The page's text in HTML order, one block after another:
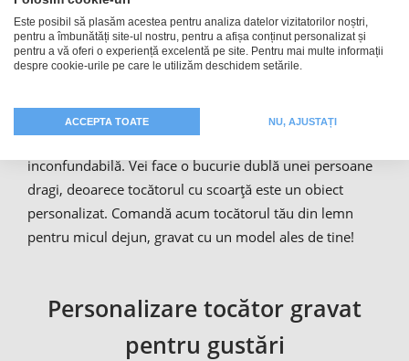
Tocătorul cu scoarță și mâner poate fi folosit și pentru
servirea de mezeluri, cârnați, fructe sau snackuri.
Datorită numeroaselor moduri în care pot fi utilizate,
de îndrăgite. Adaugă o gravură personalizată și un
cadou util se transformă într-o atenție deosebită și
inconfundabilă. Vei face o bucurie dublă unei persoane
dragi, deoarece tocătorul cu scoarță este un obiect
personalizat. Comandă acum tocătorul tău din lemn
pentru micul dejun, gravat cu un model ales de tine!
Personalizare tocător gravat
pentru gustări
Este posibil să plasăm acestea pentru analiza datelor vizitatorilor noștri,
pentru a îmbunătăți site-ul nostru, pentru a afișa conținut personalizat și
pentru a vă oferi o experiență excelentă pe site. Pentru mai multe informații
despre cookie-urile pe care le utilizăm deschidem setările.
ACCEPTA TOATE NU, AJUSTAȚI